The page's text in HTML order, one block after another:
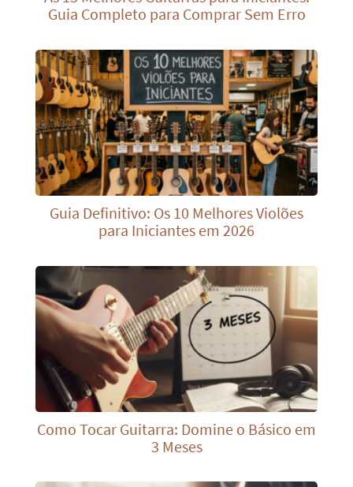
Guia Completo para Comprar Sem Erro
Guia Definitivo: Os 10 Melhores Violões
para Iniciantes em 2026
Como Tocar Guitarra: Domine o Básico em
3 Meses